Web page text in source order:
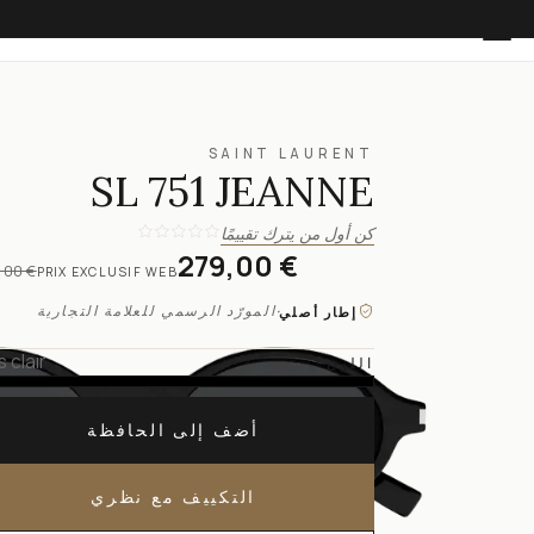
SAINT LAURENT
SL 751 JEANNE
كن أول من يترك تقييمًا
€PRIX EXCLUSIF WEB279,00 €
إطار أصلي·المورّد الرسمي للعلامة التجارية
اللون clair
أضف إلى الحافظة
التكييف مع نظري